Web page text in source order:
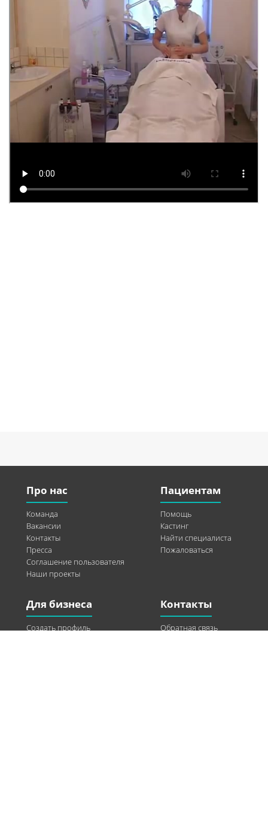
Про нас
Команда
Вакансии
Контакты
Пресса
Соглашение пользователя
Наши проекты
Пациентам
Помощь
Кастинг
Найти специалиста
Пожаловаться
Для бизнеса
Создать профиль
Контакты
Обратная связь